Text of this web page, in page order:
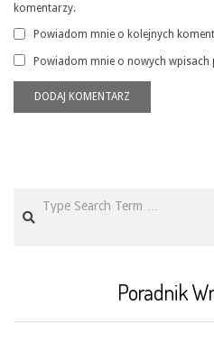
komentarzy.
Powiadom mnie o kolejnych
Powiadom mnie o nowych wpisach
Poradnik